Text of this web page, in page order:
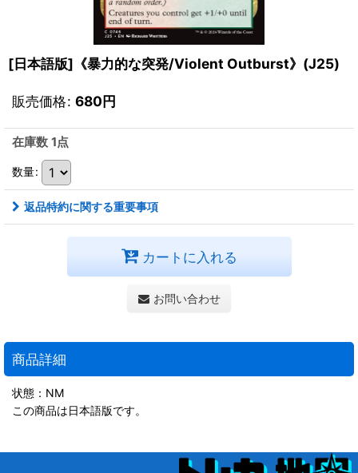
[日本語版]《暴力的な突発/Violent Outburst》(J25)
販売価格: 680円
在庫数 1点
数量:
返品特約に関する重要事項
カートに入れる
お問い合わせ
商品詳細
状態：NM
この商品は日本語版です。